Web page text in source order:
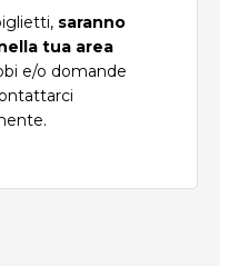
saranno
tua area
e/o domande